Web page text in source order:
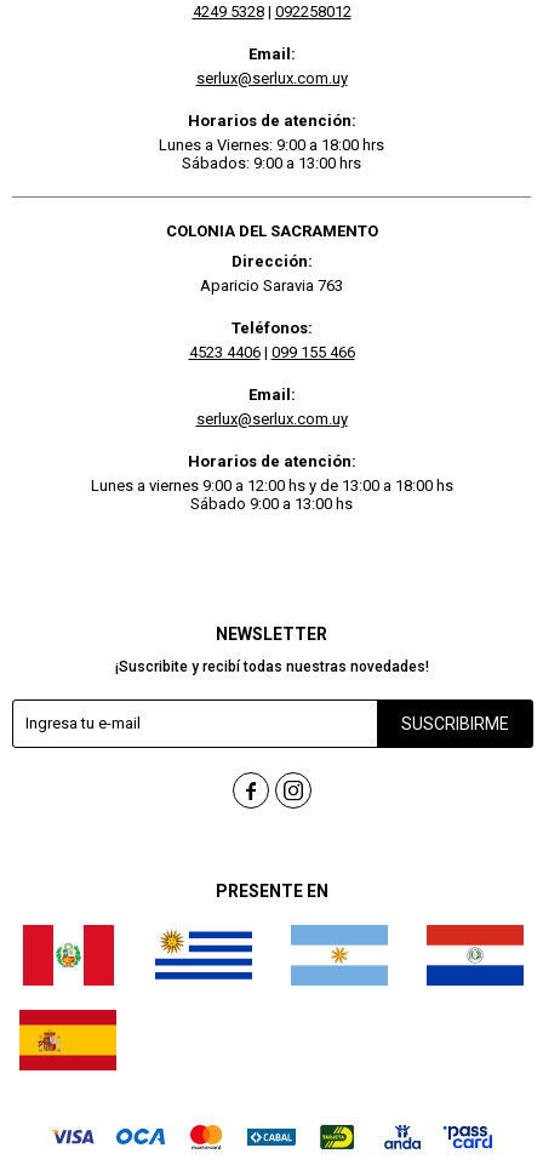
PRESENTE EN
NEWSLETTER
¡Suscribite y recibí todas nuestras novedades!
SUSCRIBIRME
 
4249 5328| 092258012
Email:
serlux@serlux.com.uy
Horarios de atención:
Lunes a Viernes: 9:00 a 18:00 hrs
Sábados: 9:00 a 13:00 hrs
COLONIA DEL SACRAMENTO
Dirección:
Aparicio Saravia 763
Teléfonos:
4523 4406| 099 155 466
Email:
serlux@serlux.com.uy
Horarios de atención:
Lunes a viernes 9:00 a 12:00 hs y de 13:00 a 18:00 hs
Sábado 9:00 a 13:00 hs